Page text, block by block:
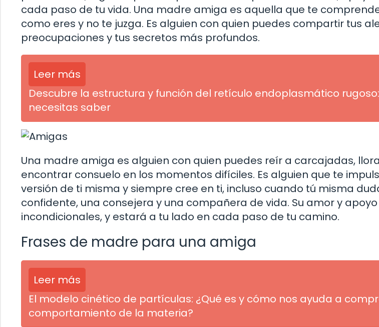
cada paso de tu vida. Una madre amiga es aquella que te
como eres y no te juzga. Es alguien con quien puedes compartir tus
preocupaciones y tus secretos más profundos.
Leer más
Descubre la estructura y función del retículo endoplasmático
necesitas saber
Una madre amiga es alguien con quien puedes reír a carcajadas,
encontrar consuelo en los momentos difíciles. Es alguien que te
versión de ti misma y siempre cree en ti, incluso cuando tú misma
confidente, una consejera y una compañera de vida. Su amor y
incondicionales, y estará a tu lado en cada paso de tu camino.
Frases de madre para una amiga
Leer más
El modelo cinético de partículas: ¿Qué es y cómo nos ayuda a
comportamiento de la materia?